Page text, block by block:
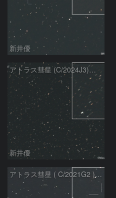
新井優
アトラス彗星 (C/2024J3)：2026/07/09
新井優
アトラス彗星 ( C/2021G2 )：2026/07/08